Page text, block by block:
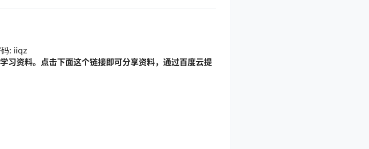
: iiqz
习资料。点击下面这个链接即可分享资料，通过百度云提